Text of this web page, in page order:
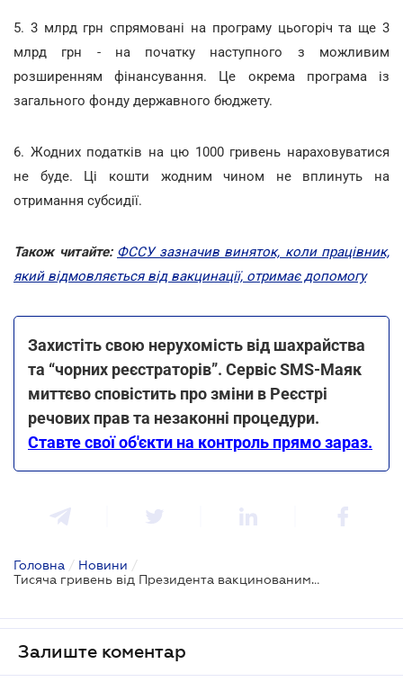
5. 3 млрд грн спрямовані на програму цьогоріч та ще 3
млрд грн - на початку наступного з можливим
розширенням фінансування. Це окрема програма із
загального фонду державного бюджету.
6. Жодних податків на цю 1000 гривень нараховуватися
не буде. Ці кошти жодним чином не вплинуть на
отримання субсидії.
Також читайте: ФССУ зазначив виняток, коли працівник,
який відмовляється від вакцинації, отримає допомогу
Захистіть свою нерухомість від шахрайства
та “чорних реєстраторів”. Сервіс SMS-Маяк
миттєво сповістить про зміни в Реєстрі
речових прав та незаконні процедури.
Ставте свої об'єкти на контроль прямо зараз.
Головна / Новини /
Тисяча гривень від Президента вакцинованим: які умови та правила
Залиште коментар